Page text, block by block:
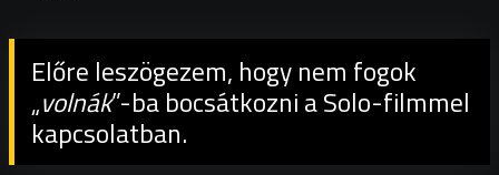
Előre leszögezem, hogy nem fogok
„volnák”-ba bocsátkozni a Solo-filmmel
kapcsolatban.